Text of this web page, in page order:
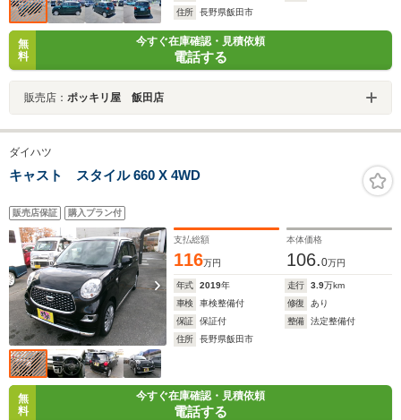
住所
長野県飯田市
無
料
今すぐ在庫確認・見積依頼
電話する
販売店： ポッキリ屋 飯田店
ダイハツ
キャスト スタイル 660 X 4WD
販売店保証 購入プラン付
支払総額
116万円
本体価格
106.0万円
年式 2019年 走行 3.9万km
車検
車検整備付 修復
あり
保証
保証付 整備
法定整備付
住所
長野県飯田市
無
料
今すぐ在庫確認・見積依頼
電話する